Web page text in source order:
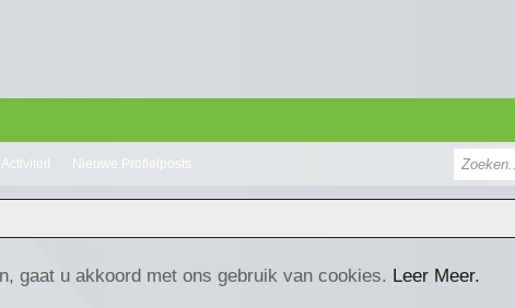
Nieuwe Profielposts
gaat u akkoord met ons gebruik van cookies. Leer Meer.